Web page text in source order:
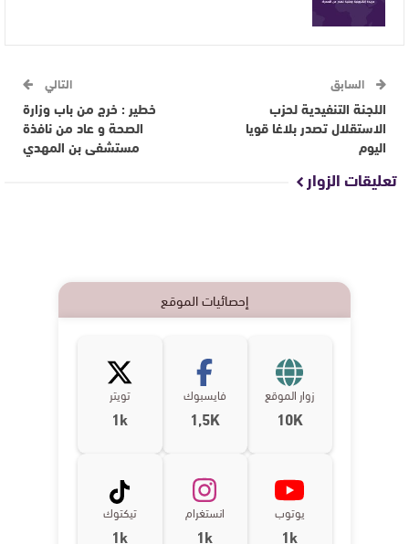
السابق
اللجنة التنفيدية لحزب
الاستقلال تصدر بلاغا قويا
اليوم
التالي
خطير : خرج من باب وزارة
الصحة و عاد من نافذة
مستشفى بن المهدي
تعليقات الزوار
إحصائيات الموقع
زوار الموقع
10K
فايسبوك
1,5K
تويتر
1k
يوتوب
1k
انستغرام
1k
تيكتوك
1k